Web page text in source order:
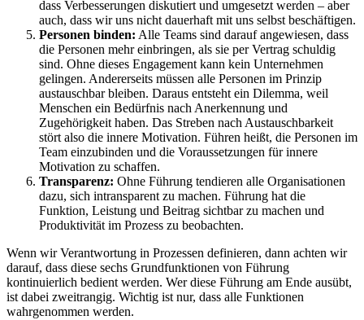
dass Verbesserungen diskutiert und umgesetzt werden – aber
auch, dass wir uns nicht dauerhaft mit uns selbst beschäftigen.
Personen binden: Alle Teams sind darauf angewiesen, dass
die Personen mehr einbringen, als sie per Vertrag schuldig
sind. Ohne dieses Engagement kann kein Unternehmen
gelingen. Andererseits müssen alle Personen im Prinzip
austauschbar bleiben. Daraus entsteht ein Dilemma, weil
Menschen ein Bedürfnis nach Anerkennung und
Zugehörigkeit haben. Das Streben nach Austauschbarkeit
stört also die innere Motivation. Führen heißt, die Personen im
Team einzubinden und die Voraussetzungen für innere
Motivation zu schaffen.
Transparenz: Ohne Führung tendieren alle Organisationen
dazu, sich intransparent zu machen. Führung hat die
Funktion, Leistung und Beitrag sichtbar zu machen und
Produktivität im Prozess zu beobachten.
Wenn wir Verantwortung in Prozessen definieren, dann achten wir
darauf, dass diese sechs Grundfunktionen von Führung
kontinuierlich bedient werden. Wer diese Führung am Ende ausübt,
ist dabei zweitrangig. Wichtig ist nur, dass alle Funktionen
wahrgenommen werden.